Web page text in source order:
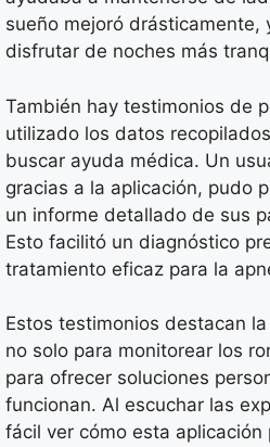
sueño mejoró drásticamente,
disfrutar de noches más
También hay testimonios de
utilizado los datos
buscar ayuda médica. Un
gracias a la aplicación, pudo
un informe detallado de sus
Esto facilitó un diagnóstico
tratamiento eficaz para la
Estos testimonios destacan
no solo para monitorear los
para ofrecer soluciones
funcionan. Al escuchar las
fácil ver cómo esta aplicación